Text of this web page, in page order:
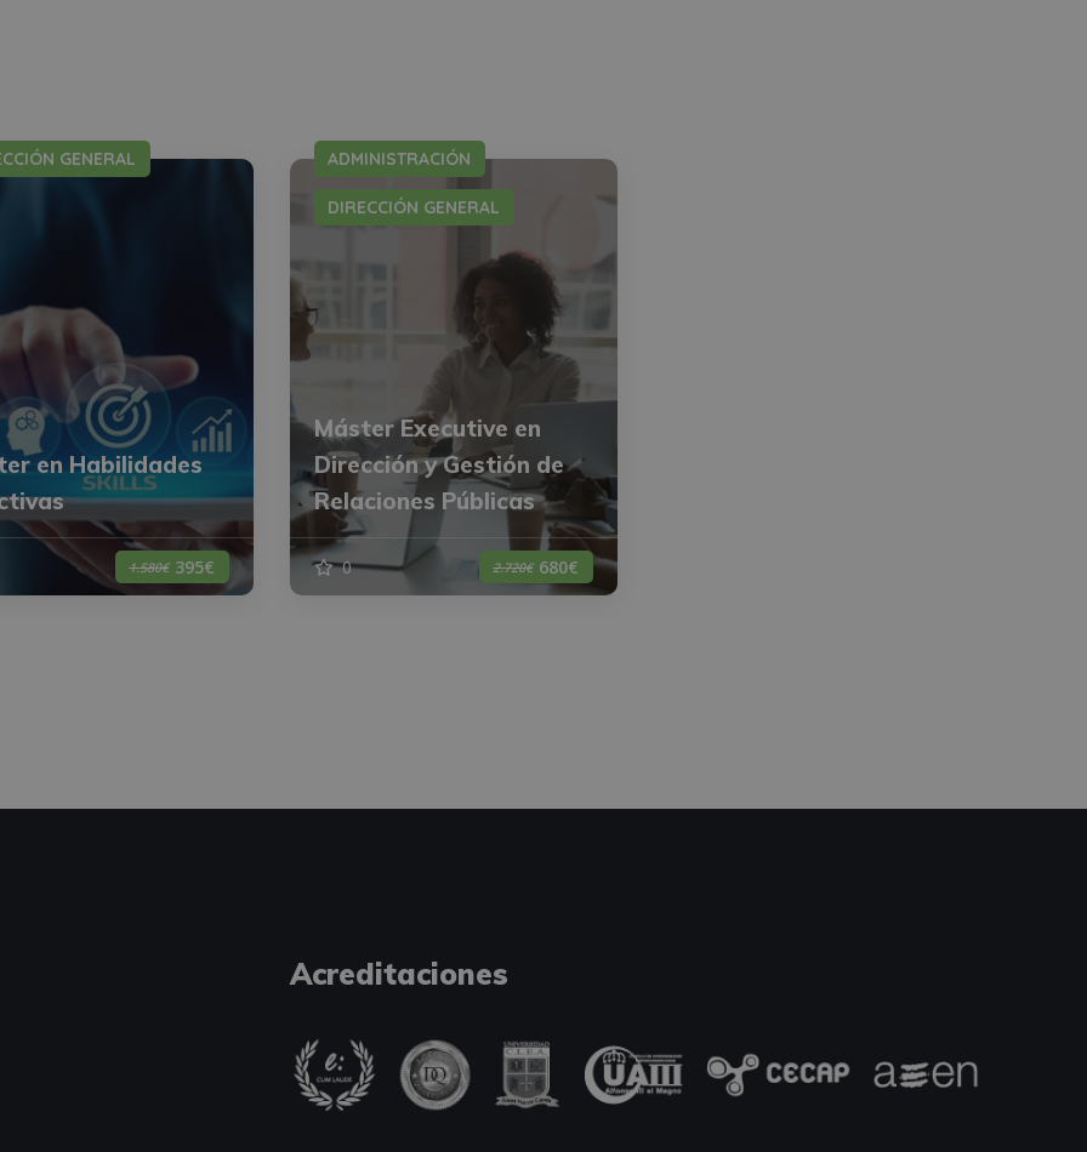
GENERAL
en Habilidades
1.580€ 395€
ADMINISTRACIÓN
DIRECCIÓN GENERAL
Máster Executive en
Dirección y Gestión de
Relaciones Públicas
0 2.720€ 680€
Acreditaciones